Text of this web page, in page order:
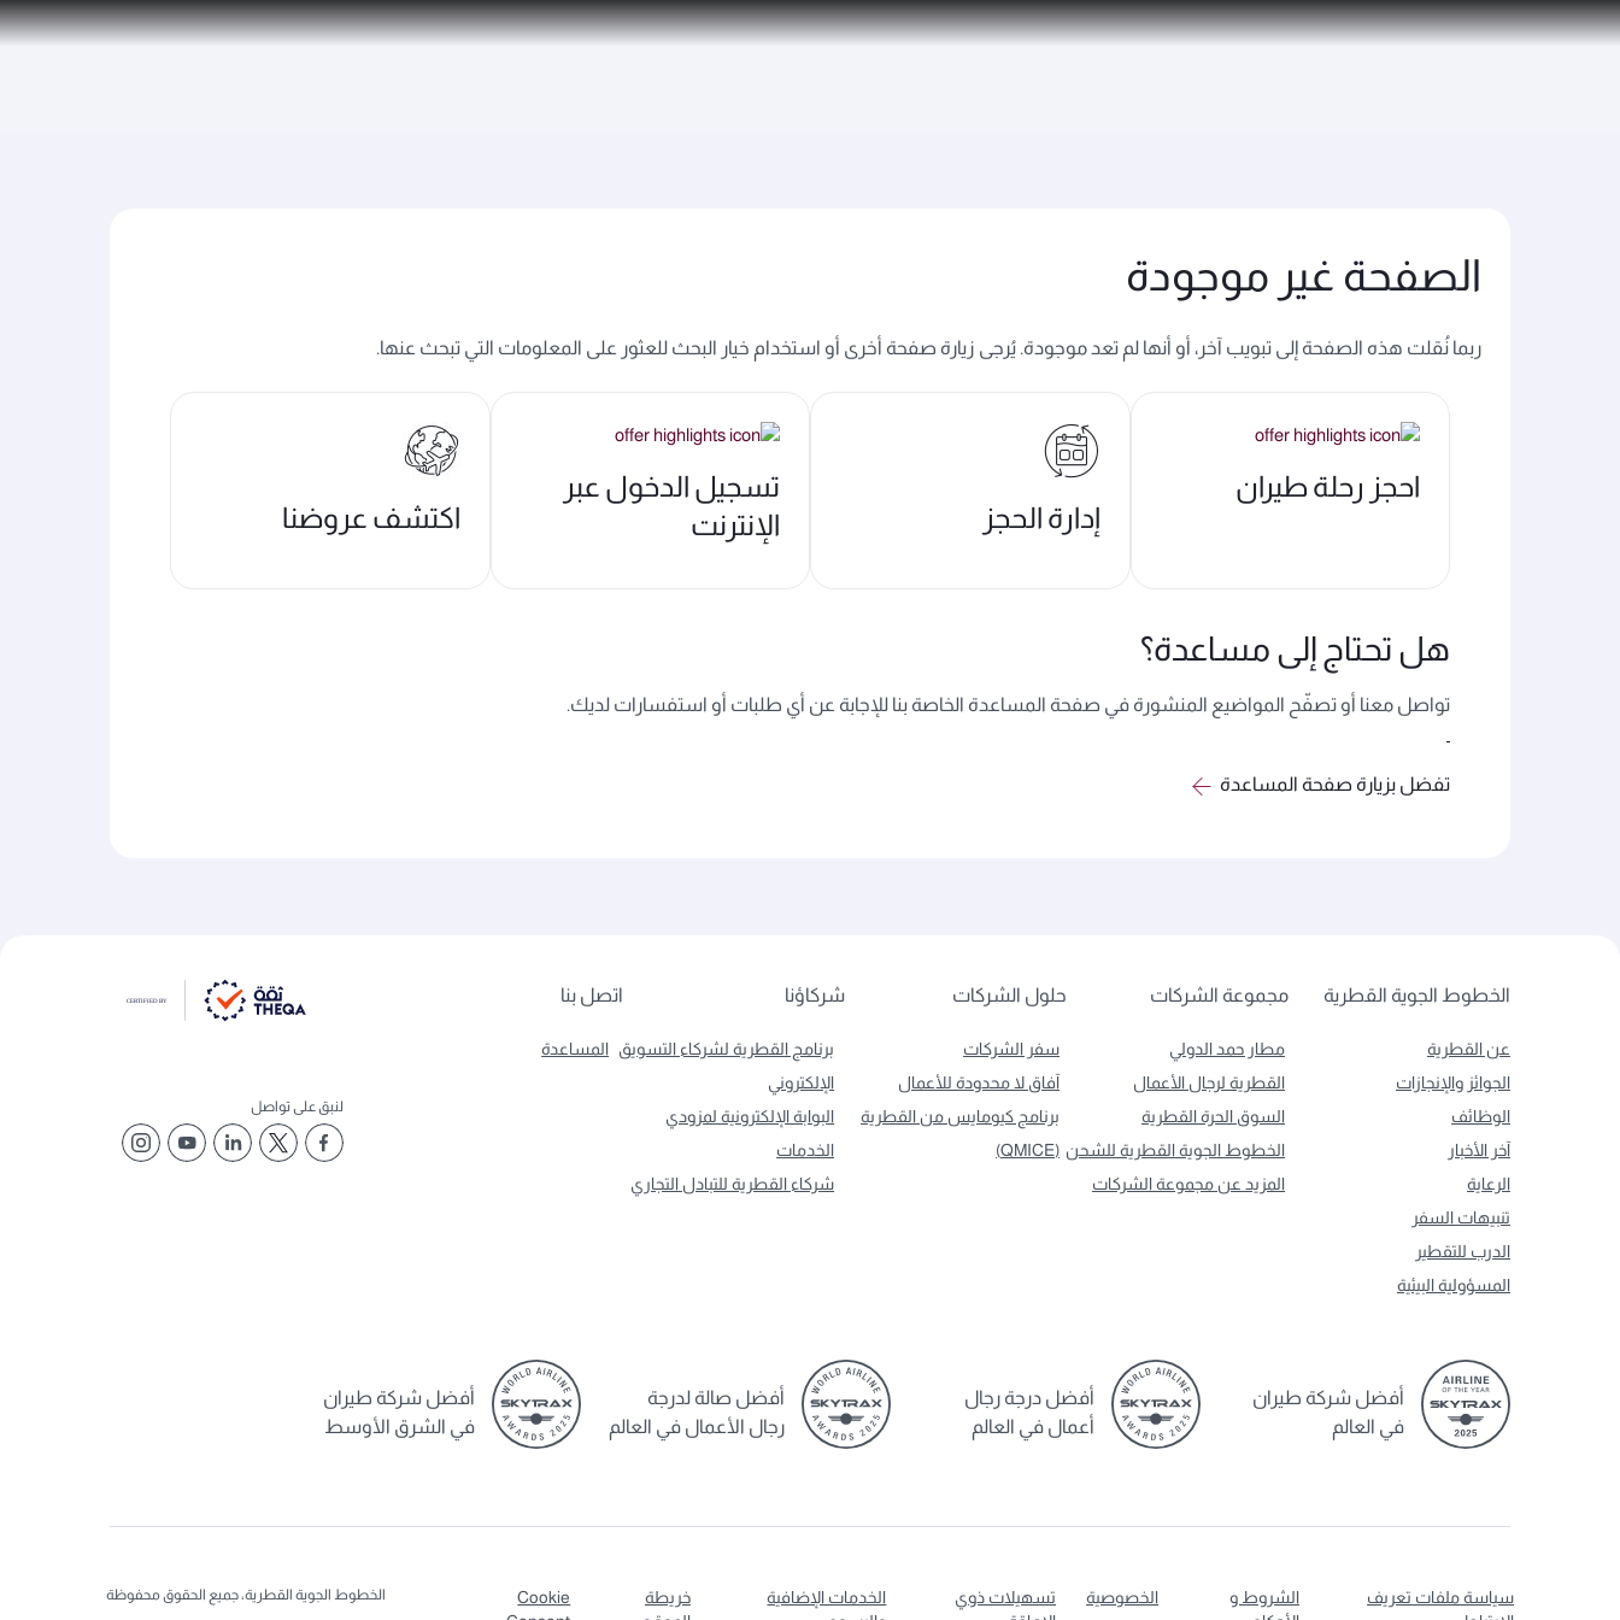
6 أغسطس 2026: الخطوط الجوية القطرية تستأنف رحلاتها الجوية إلى البحرين (BAH) وإربيل (EBL) والكويت (KWI)
(active)
الصفحة غير موجودة
ربما نُقلت هذه الصفحة إلى تبويب آخر، أو أنها لم تعد موجودة. يُرجى زيارة صفحة أخرى أو استخدام خيار البحث للعثور على المعلومات التي تبحث عنها.
احجز رحلة طيران
إدارة الحجز
تسجيل الدخول عبر
الإنترنت
اكتشف عروضنا
هل تحتاج إلى مساعدة؟
تواصل معنا أو تصفّح المواضيع المنشورة في صفحة المساعدة الخاصة بنا للإجابة عن أي طلبات أو استفسارات لديك.
تفضل بزيارة صفحة المساعدة
الخطوط الجوية القطرية مجموعة الشركات حلول الشركات شركاؤنا اتصل بنا
عن القطرية
الجوائز والإنجازات
الوظائف
آخر الأخبار
الرعاية
تنبيهات السفر
الدرب للتقطير
المسؤولية البيئية
مطار حمد الدولي
القطرية لرجال الأعمال
السوق الحرة القطرية
الخطوط الجوية القطرية للشحن
المزيد عن مجموعة الشركات
سفر الشركات
آفاق لا محدودة للأعمال
برنامج كيومايس من القطرية
(QMICE)
برنامج القطرية لشركاء التسويق
الإلكتروني
البوابة الإلكترونية لمزودي
الخدمات
شركاء القطرية للتبادل التجاري
المساعدة
لنبق على تواصل
أفضل شركة طيران
في العالم
أفضل درجة رجال
أعمال في العالم
أفضل صالة لدرجة
رجال الأعمال في العالم
أفضل شركة طيران
في الشرق الأوسط
سياسة ملفات تعريف
الشروط و
الخصوصية
تسهيلات ذوي
الخدمات الإضافية
خريطة
Cookie
الخطوط الجوية القطرية، جميع الحقوق محفوظة